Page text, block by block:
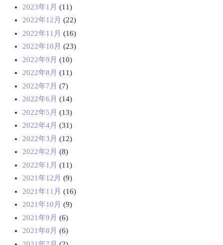
2023年1月 (11)
2022年12月 (22)
2022年11月 (16)
2022年10月 (23)
2022年9月 (10)
2022年8月 (11)
2022年7月 (7)
2022年6月 (14)
2022年5月 (13)
2022年4月 (31)
2022年3月 (12)
2022年2月 (8)
2022年1月 (11)
2021年12月 (9)
2021年11月 (16)
2021年10月 (9)
2021年9月 (6)
2021年8月 (6)